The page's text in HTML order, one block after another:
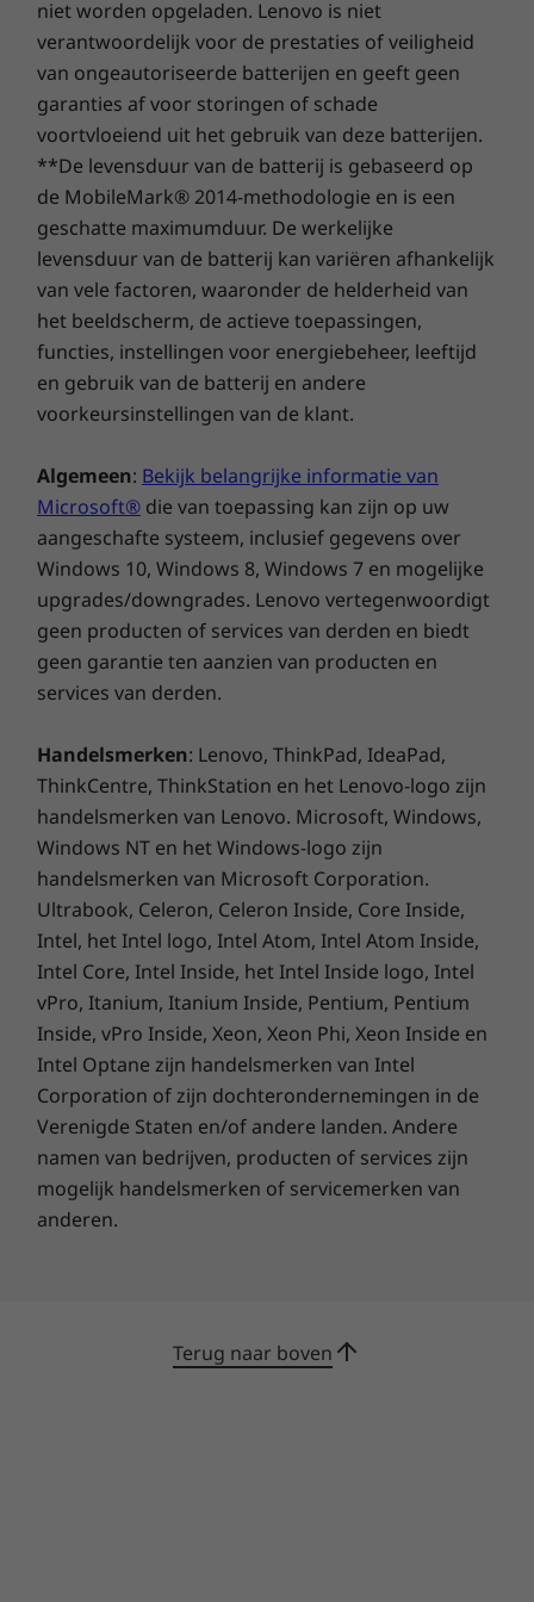
Transformeer vergaderingen met de
ThinkSmart Tiny Kit: daar waar inclusiviteit en
innovatie samenkomen. Onze gecertificeerde
en grondig geteste apparaten schalen je
vergaderruimtes moeiteloos op. Upgrade
kleine vergaderruimtes die te weinig benut zijn
met moderne videoconferentie-technologie.
Prestaties en beveiliging aan alle zijden
Prestaties en
zijden
Profiteer van ongeëvenaarde privacy en
beveiliging vanaf het begin met de ThinkSmart
Tiny Kit. Ervaar consistente, robuuste
prestaties om te voldoen aan je vereisten met
het voorafgeladen Windows 11 die het Office
365-ecosysteem samenvoegt. Bovendien
maximaliseren de geavanceerde beheer- en
rapportagetools de mogelijkheden van al je
vergaderruimtes, direct uit de doos.
Vooraf geladen software
Microsoft Teams Rooms
ThinkSmart Manager
Garantie
Basisgarantie voor 1 jaar
Lenovo Premier Support voor 1 jaar
ThinkSmart Collaboration Professional Services voor 1
jaar - Implementatie
ThinkSmart Collaboration Professional Services voor 1
jaar – Handhaving
Volledige technische specificaties
Referentie productspecificaties:modellen,
Engels)
Specificaties kunnen per regio en/of model afwijken.
niet worden opgeladen. Lenovo is niet
verantwoordelijk voor de prestaties of veiligheid
van ongeautoriseerde batterijen en geeft geen
garanties af voor storingen of schade
voortvloeiend uit het gebruik van deze batterijen.
**De levensduur van de batterij is gebaseerd op
de MobileMark® 2014-methodologie en is een
geschatte maximumduur. De werkelijke
levensduur van de batterij kan variëren afhankelijk
van vele factoren, waaronder de helderheid van
het beeldscherm, de actieve toepassingen,
functies, instellingen voor energiebeheer, leeftijd
en gebruik van de batterij en andere
voorkeursinstellingen van de klant.
Algemeen: Bekijk belangrijke informatie van
Microsoft® die van toepassing kan zijn op uw
aangeschafte systeem, inclusief gegevens over
Windows 10, Windows 8, Windows 7 en mogelijke
upgrades/downgrades. Lenovo vertegenwoordigt
geen producten of services van derden en biedt
geen garantie ten aanzien van producten en
services van derden.
Handelsmerken: Lenovo, ThinkPad, IdeaPad,
ThinkCentre, ThinkStation en het Lenovo-logo zijn
handelsmerken van Lenovo. Microsoft, Windows,
Windows NT en het Windows-logo zijn
handelsmerken van Microsoft Corporation.
Ultrabook, Celeron, Celeron Inside, Core Inside,
Intel, het Intel logo, Intel Atom, Intel Atom Inside,
Intel Core, Intel Inside, het Intel Inside logo, Intel
vPro, Itanium, Itanium Inside, Pentium, Pentium
Inside, vPro Inside, Xeon, Xeon Phi, Xeon Inside en
Intel Optane zijn handelsmerken van Intel
Corporation of zijn dochterondernemingen in de
Verenigde Staten en/of andere landen. Andere
namen van bedrijven, producten of services zijn
mogelijk handelsmerken of servicemerken van
anderen.
Terug naar boven